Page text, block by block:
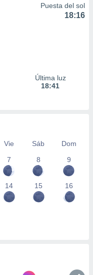
Puesta del sol
18:16
Última luz
18:41
Vie Sáb
Dom
7 8 9
14 15 16